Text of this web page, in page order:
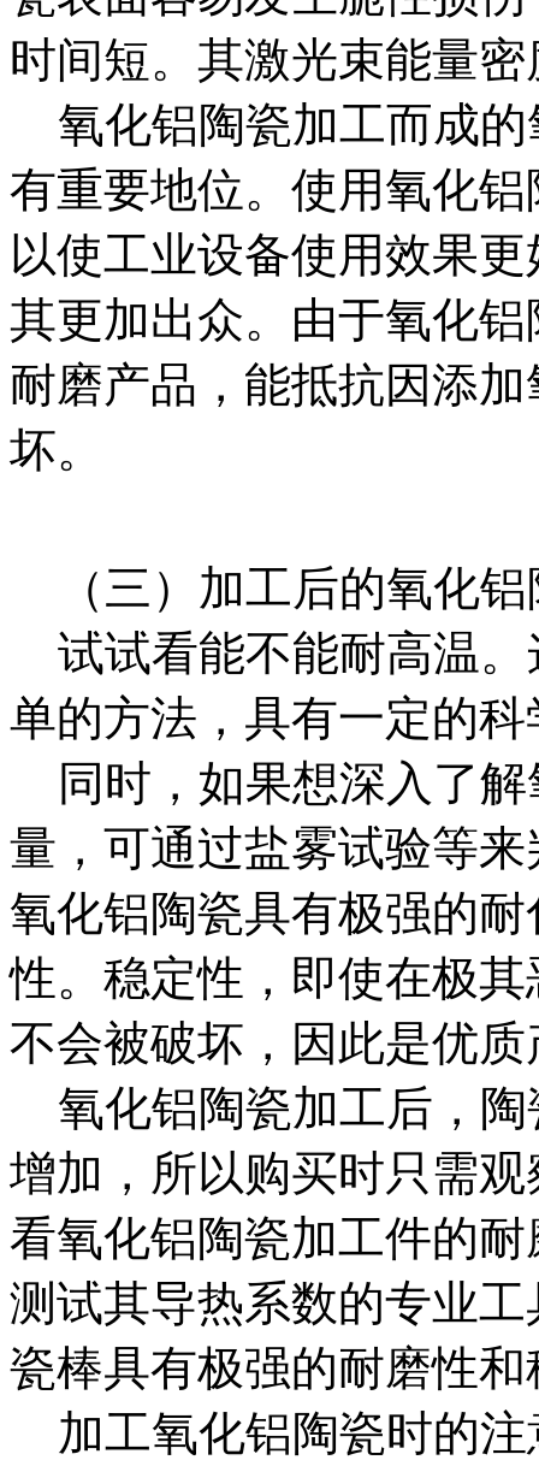
时间短。其激光束能量
氧化铝陶瓷加工而成的
有重要地位。使用氧化
以使工业设备使用效果
其更加出众。由于氧化
耐磨产品，能抵抗因添
坏。
（三）加工后的氧化铝
试试看能不能耐高温。
单的方法，具有一定的
同时，如果想深入了解
量，可通过盐雾试验等
氧化铝陶瓷具有极强的
性。稳定性，即使在极
不会被破坏，因此是优质
氧化铝陶瓷加工后，陶
增加，所以购买时只需
看氧化铝陶瓷加工件的
测试其导热系数的专业
瓷棒具有极强的耐磨性
加工氧化铝陶瓷时的注